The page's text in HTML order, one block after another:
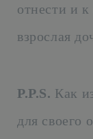
отнести и
взрослая
P.P.S. Как
для своего